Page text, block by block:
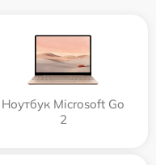
Ноутбук Microsoft Go
2